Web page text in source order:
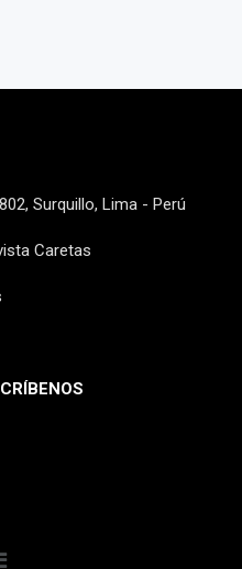
Surquillo, Lima - Perú
Caretas